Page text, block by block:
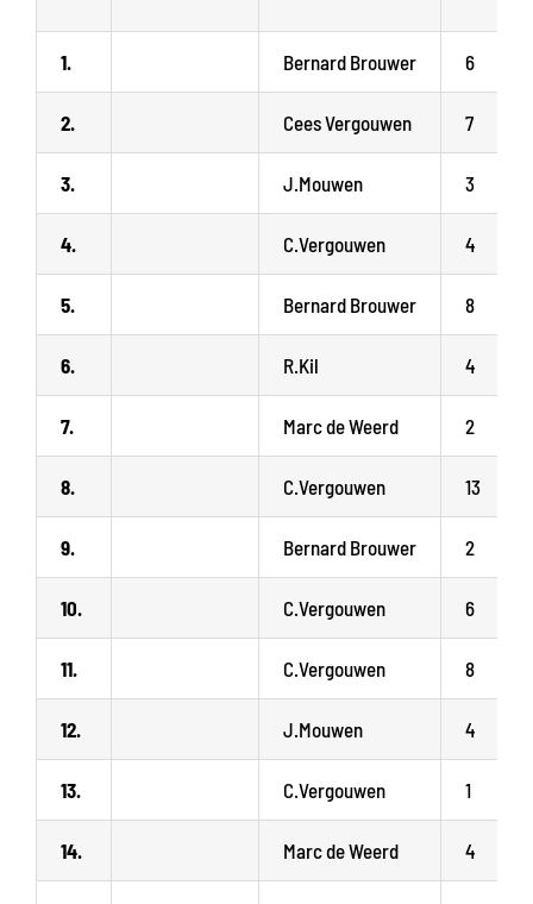
1. Bernard Brouwer 6
2. Cees Vergouwen 7
3. J.Mouwen 3
4. C.Vergouwen 4
5. Bernard Brouwer 8
6. R.Kil 4
7. Marc de Weerd 2
8. C.Vergouwen 13
9. Bernard Brouwer 2
10. C.Vergouwen 6
11. C.Vergouwen 8
12. J.Mouwen 4
13. C.Vergouwen 1
14. Marc de Weerd 4